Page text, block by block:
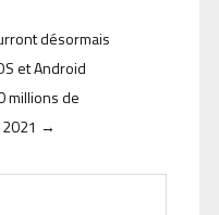
désormais
et Android
millions de
→